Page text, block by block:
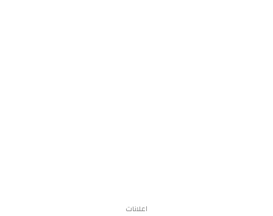
اعلانات